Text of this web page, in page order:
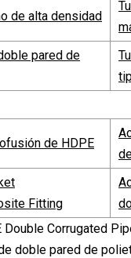
de alta densidad
pared de
de HDPE
Fitting
doble pared de